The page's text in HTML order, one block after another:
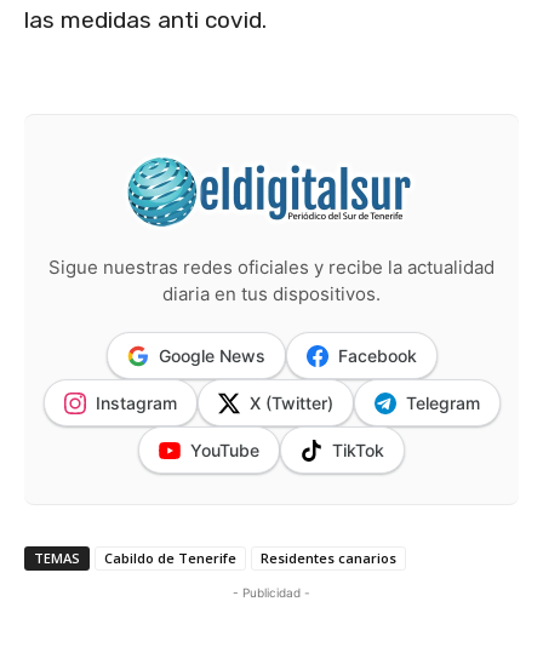
las medidas anti covid.
Sigue nuestras redes oficiales y recibe la actualidad
diaria en tus dispositivos.
Google News Facebook
Instagram X (Twitter) Telegram
YouTube TikTok
TEMAS Cabildo de Tenerife Residentes canarios
- Publicidad -